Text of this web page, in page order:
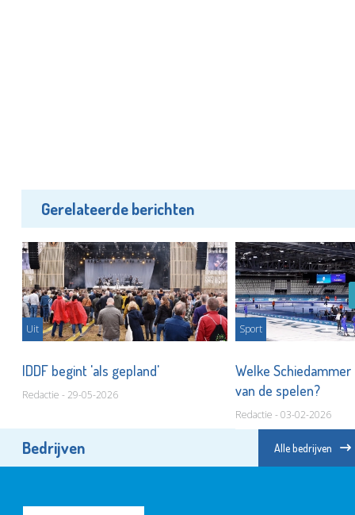
Gerelateerde berichten
Uit
IDDF begint 'als gepland'
Redactie - 29-05-2026
Sport
Welke Schiedammer
van de spelen?
Redactie - 03-02-2026
Bedrijven Alle bedrijven